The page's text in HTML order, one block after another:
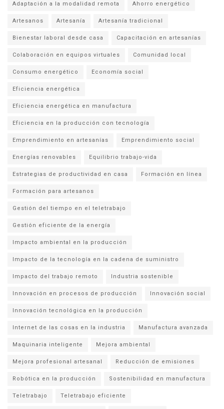
Adaptación a la modalidad remota Ahorro energético
Artesanos Artesanía Artesanía tradicional
Bienestar laboral desde casa Capacitación en artesanías
Colaboración en equipos virtuales Comunidad local
Consumo energético Economía social
Eficiencia energética
Eficiencia energética en manufactura
Eficiencia en la producción con tecnología
Emprendimiento en artesanías Emprendimiento social
Energías renovables Equilibrio trabajo-vida
Estrategias de productividad en casa Formación en línea
Formación para artesanos
Gestión del tiempo en el teletrabajo
Gestión eficiente de la energía
Impacto ambiental en la producción
Impacto de la tecnología en la cadena de suministro
Impacto del trabajo remoto Industria sostenible
Innovación en procesos de producción Innovación social
Innovación tecnológica en la producción
Internet de las cosas en la industria Manufactura avanzada
Maquinaria inteligente Mejora ambiental
Mejora profesional artesanal Reducción de emisiones
Robótica en la producción Sostenibilidad en manufactura
Teletrabajo Teletrabajo eficiente